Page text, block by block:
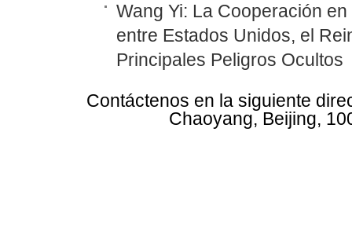
Wang Yi: La Cooperación
entre Estados Unidos, el
Principales Peligros Ocultos
Contáctenos en la siguiente
Chaoyang, Beijing,